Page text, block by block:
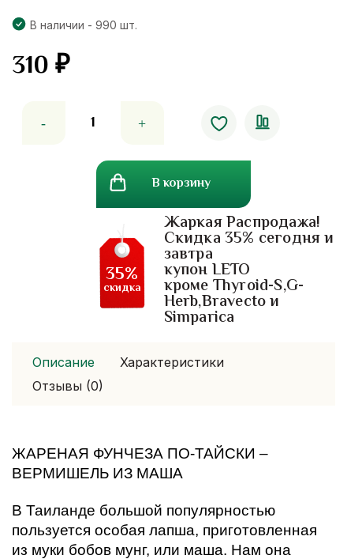
В наличии - 990 шт.
310₽
товара
В корзину
Жаркая Распродажа!
Скидка 35% сегодня и
завтра
купон LETO
кроме Thyroid-S,G-
Herb,Bravecto и
Simparica
35%
скидка
Описание
Характеристики
Отзывы (0)
ЖАРЕНАЯ ФУНЧЕЗА ПО-ТАЙСКИ –
ВЕРМИШЕЛЬ ИЗ МАША
В Таиланде большой популярностью
пользуется особая лапша, приготовленная
из муки бобов мунг, или маша. Нам она